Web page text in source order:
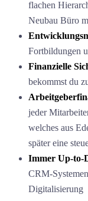
flachen
Neubau Büro
Fortbildungen
Finanzielle
bekommst du
jeder
welches aus
später eine
Immer Up-to-
CRM-
Digitalisierung